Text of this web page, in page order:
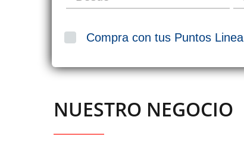
Compra con tus Puntos Linea
NUESTRO NEGOCIO